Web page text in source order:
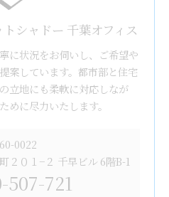
シャドー 千葉オフィス
に状況をお伺いし、ご希望や
案しています。都市部と住宅
立地にも柔軟に対応しなが
めに尽力いたします。
0022
２０１−２ 千早ビル 6階B-1
507-721